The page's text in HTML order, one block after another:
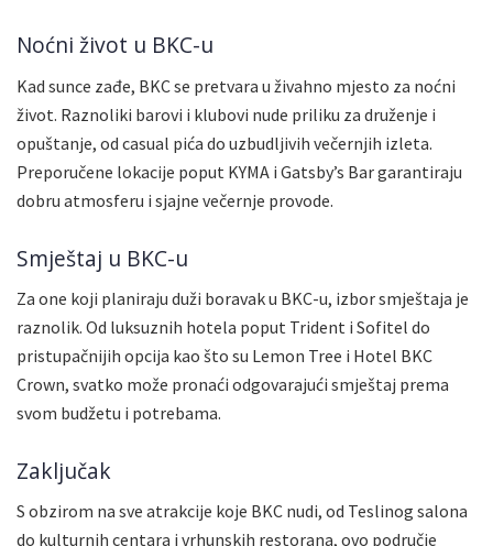
Noćni život u BKC-u
Kad sunce zađe, BKC se pretvara u živahno mjesto za noćni
život. Raznoliki barovi i klubovi nude priliku za druženje i
opuštanje, od casual pića do uzbudljivih večernjih izleta.
Preporučene lokacije poput KYMA i Gatsby’s Bar garantiraju
dobru atmosferu i sjajne večernje provode.
Smještaj u BKC-u
Za one koji planiraju duži boravak u BKC-u, izbor smještaja je
raznolik. Od luksuznih hotela poput Trident i Sofitel do
pristupačnijih opcija kao što su Lemon Tree i Hotel BKC
Crown, svatko može pronaći odgovarajući smještaj prema
svom budžetu i potrebama.
Zaključak
S obzirom na sve atrakcije koje BKC nudi, od Teslinog salona
do kulturnih centara i vrhunskih restorana, ovo područje